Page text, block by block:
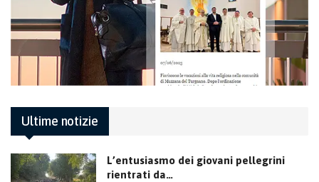
Ultime notizie
L’entusiasmo dei giovani pellegrini
rientrati da…